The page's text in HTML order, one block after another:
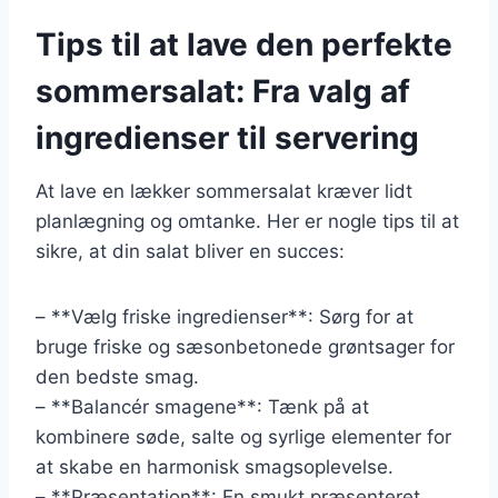
Tips til at lave den perfekte
sommersalat: Fra valg af
ingredienser til servering
At lave en lækker sommersalat kræver lidt
planlægning og omtanke. Her er nogle tips til at
sikre, at din salat bliver en succes:
– **Vælg friske ingredienser**: Sørg for at
bruge friske og sæsonbetonede grøntsager for
den bedste smag.
– **Balancér smagene**: Tænk på at
kombinere søde, salte og syrlige elementer for
at skabe en harmonisk smagsoplevelse.